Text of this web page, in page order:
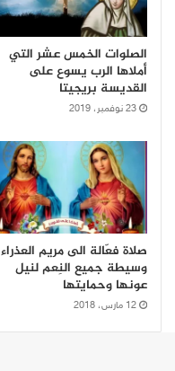
الصلوات الخمس عشر التي
أملاها الرب يسوع على
القديسة بريجيتا
23 نوفمبر، 2019
صلاة فعّالة الى مريم العذراء
وسيطة جميع النِعم لنيل
عونها وحمايتها
12 مارس، 2018